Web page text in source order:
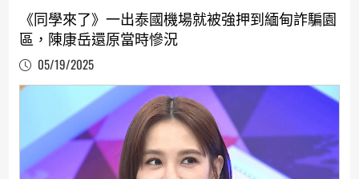
《同學來了》一出泰國機場就被強押到緬甸詐騙園
區，陳康岳還原當時慘況
05/19/2025